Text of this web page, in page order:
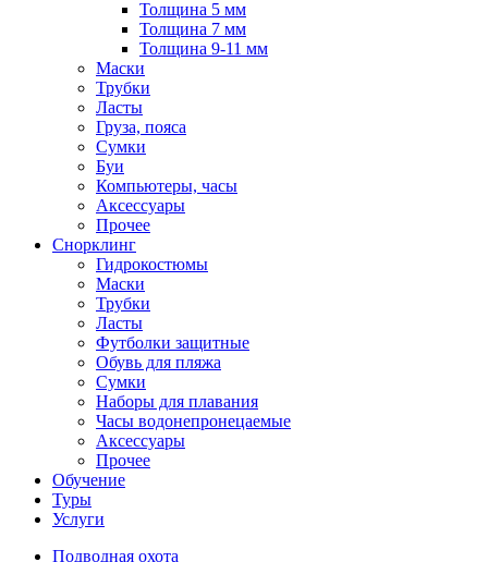
Толщина 5 мм
Толщина 7 мм
Толщина 9-11 мм
Маски
Трубки
Ласты
Груза, пояса
Сумки
Буи
Компьютеры, часы
Аксессуары
Прочее
Снорклинг
Гидрокостюмы
Маски
Трубки
Ласты
Футболки защитные
Обувь для пляжа
Сумки
Наборы для плавания
Часы водонепронецаемые
Аксессуары
Прочее
Обучение
Туры
Услуги
Подводная охота